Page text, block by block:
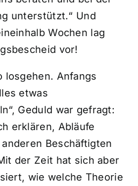
unterstützt.“ Und
Wochen lag
vor!
losgehen. Anfangs
etwas
Geduld war gefragt:
erklären, Abläufe
Beschäftigten
der Zeit hat sich aber
wie welche Theorie